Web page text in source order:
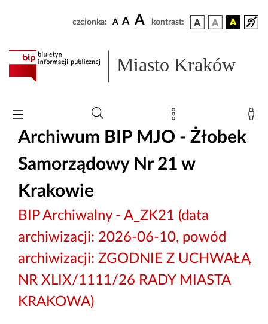
czcionka: A A A kontrast:
Miasto Kraków
Archiwum BIP MJO - Żłobek
Samorządowy Nr 21 w
Krakowie
BIP Archiwalny - A_ZK21 (data
archiwizacji: 2026-06-10, powód
archiwizacji: ZGODNIE Z UCHWAŁĄ
NR XLIX/1111/26 RADY MIASTA
KRAKOWA)